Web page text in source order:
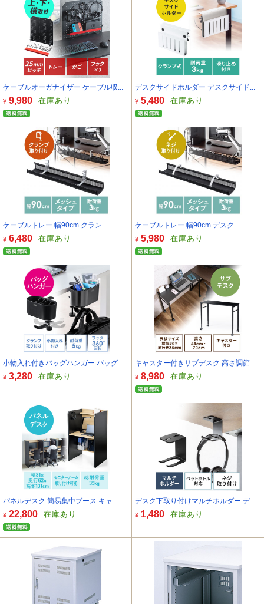
ケーブルオーガナイザー ケーブル収...
¥ 9,980 在庫あり
デスクサイドホルダー デスクサイド...
¥ 5,480 在庫あり
ケーブルトレー 幅90cm クラン...
¥ 6,480 在庫あり
ケーブルトレー 幅90cm デスク...
¥ 5,980 在庫あり
小物入れ付きバッグハンガー バッグ...
¥ 3,280 在庫あり
キャスター付きサブデスク 高さ調節...
¥ 8,980 在庫あり
パネルデスク 簡易集中ブース キャ...
¥ 22,800 在庫あり
デスク下取り付けマルチホルダー デ...
¥ 1,480 在庫あり